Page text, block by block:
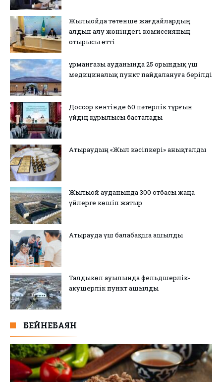
Жылыойда төтенше жағдайлардың
алдын алу жөніндегі комиссияның
отырысы өтті
Құрманғазы ауданында 25 орындық үш
медициналық пункт пайдалануға берілді
Доссор кентінде 60 пәтерлік тұрғын
үйдің құрылысы басталады
Атыраудың «Жыл кәсіпкері» анықталды
Жылыой ауданында 300 отбасы жаңа
үйлерге көшіп жатыр
Атырауда үш балабақша ашылды
Талдыкөл ауылында фельдшерлік-
акушерлік пункт ашылды
БЕЙНЕБАЯН